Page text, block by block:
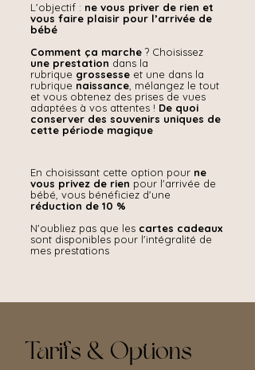
L'objectif : ne vous priver de rien et
vous faire plaisir pour l’arrivée de
bébé
Comment ça marche? Choisissez
une prestation dans la
rubrique grossesse et une dans la
rubrique naissance , mélangez le tout
et vous obtenez des prises de vues
adaptées à vos attentes ! De quoi
conserver des souvenirs uniques de
cette période magique
En choisissant cette option pour ne
vous privez de rien pour l'arrivée de
bébé, vous bénéficiez d'une
réduction de 10 %
N'oubliez pas que les cartes cadeaux
sont disponibles pour l'intégralité de
mes prestations
Tarifs & Options